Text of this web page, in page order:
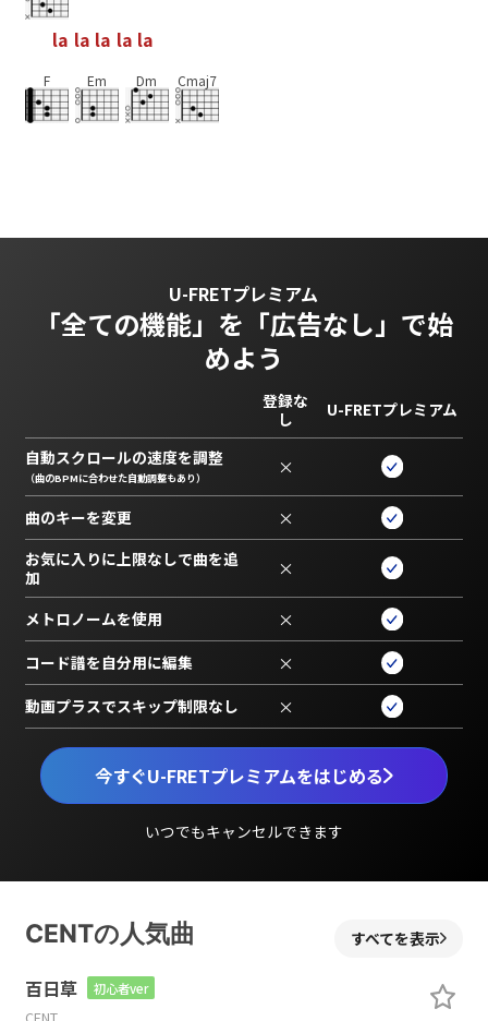
la la la la la
F Em Dm Cmaj7
U-FRETプレミアム
「全ての機能」を 「広告なし」で始
めよう
今すぐU-FRETプレミアムをはじめる
いつでもキャンセルできます
登録な
し
U-FRETプレミアム
自動スクロールの速度を調整
（曲のBPMに合わせた自動調整もあり） ×
曲のキーを変更 ×
お気に入りに上限なしで曲を追
加
×
メトロノームを使用 ×
コード譜を自分用に編集 ×
動画プラスでスキップ制限なし ×
CENTの人気曲 すべてを表示
百日草 初心者ver